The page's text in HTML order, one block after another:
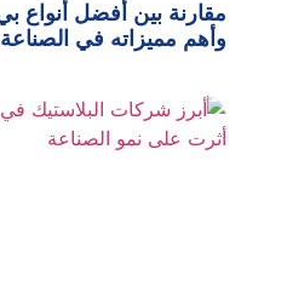
وأهم مميزاته في الصناعة